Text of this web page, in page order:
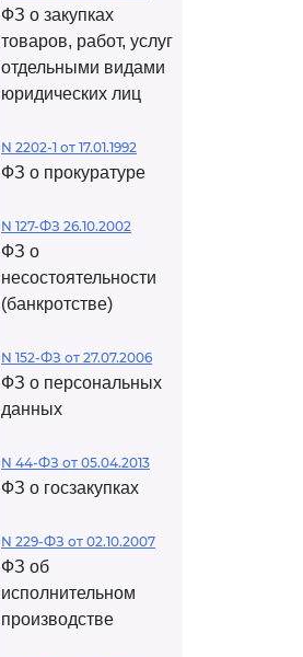
ФЗ о закупках
товаров, работ, услуг
отдельными видами
юридических лиц
N 2202-1 от 17.01.1992
ФЗ о прокуратуре
N 127-ФЗ 26.10.2002
ФЗ о
несостоятельности
(банкротстве)
N 152-ФЗ от 27.07.2006
ФЗ о персональных
данных
N 44-ФЗ от 05.04.2013
ФЗ о госзакупках
N 229-ФЗ от 02.10.2007
ФЗ об
исполнительном
производстве